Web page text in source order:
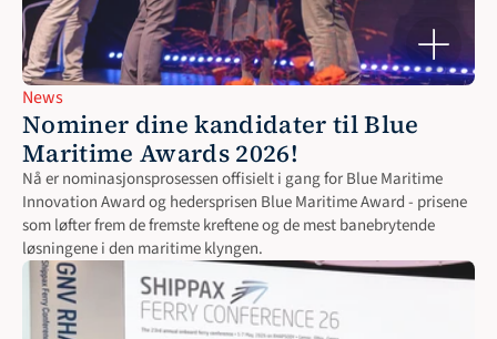
News
Nominer dine kandidater til Blue
Maritime Awards 2026!
Nå er nominasjonsprosessen offisielt i gang for Blue Maritime
Innovation Award og hedersprisen Blue Maritime Award - prisene
som løfter frem de fremste kreftene og de mest banebrytende
løsningene i den maritime klyngen.